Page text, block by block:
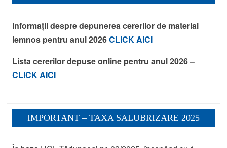
Informații despre depunerea cererilor de material
lemnos pentru anul 2026CLICK AICI
Lista cererilor depuse online pentru anul 2026 –
CLICK AICI
IMPORTANT – TAXA SALUBRIZARE 2025